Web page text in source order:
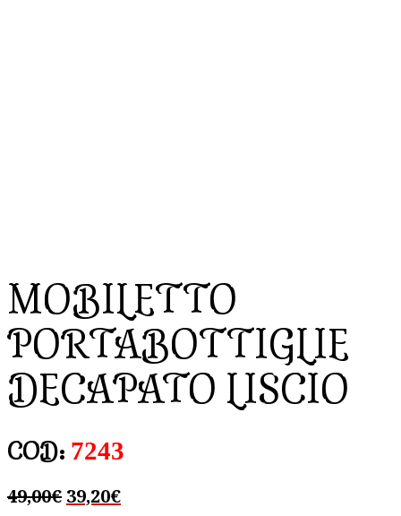
MOBILETTO
PORTABOTTIGLIE
DECAPATO LISCIO
COD: 7243
49,00€ Il
39,20€Il